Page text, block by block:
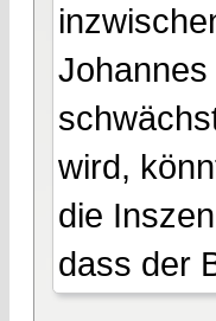
wird,
die
dass der